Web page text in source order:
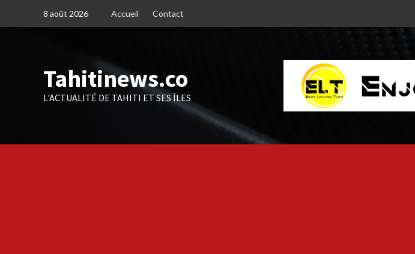
8 août 2026 Accueil Contact
Tahitinews.co
L'ACTUALITÉ DE TAHITI ET SES ÎLES